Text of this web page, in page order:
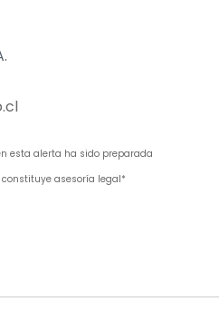
esta alerta ha sido preparada
asesoría legal*